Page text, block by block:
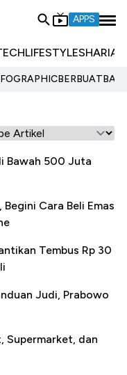
APPS
LIFESTYLESHARIA
Bawah 500 Juta
Cara Beli Emas
Tembus Rp 30
Judi, Prabowo
Supermarket, dan